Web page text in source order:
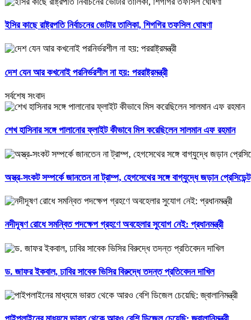
ইসির কাছে রাষ্ট্রপতি নির্বাচনের ভোটার তালিকা, শিগগির তফসিল ঘোষণা
দেশ যেন আর কখনোই পরনির্ভরশীল না হয়: পররাষ্ট্রমন্ত্রী
সর্বশেষ সংবাদ
শেখ হাসিনার সঙ্গে পালানোর ফ্লাইট কীভাবে মিস করেছিলেন সালমান এফ রহমান
অস্ত্র-সংকট সম্পর্কে জানতেন না ট্রাম্প, হেগসেথের সঙ্গে বাগ্‌যুদ্ধে জড়ান প্রেসিডেন্ট
নদীদূষণ রোধে সমন্বিত পদক্ষেপ গ্রহণে অবহেলার সুযোগ নেই: প্রধানমন্ত্রী
ড. জাফর ইকবাল, ঢাবির সাবেক ভিসির বিরুদ্ধে তদন্ত প্রতিবেদন দাখিল